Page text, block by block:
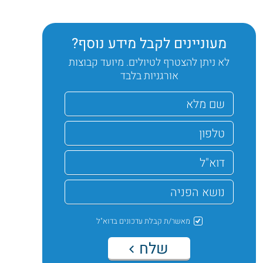
מעוניינים לקבל מידע נוסף?
לא ניתן להצטרף לטיולים. מיועד קבוצות
אורגניות בלבד
מאשר/ת קבלת עדכונים בדוא"ל
שלח